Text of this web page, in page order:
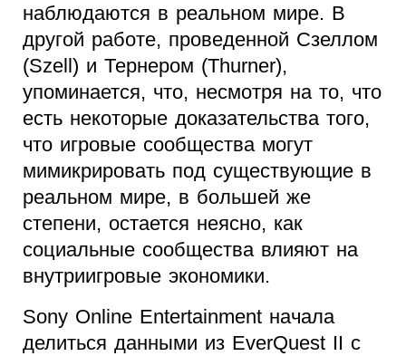
наблюдаются в реальном мире. В
другой работе, проведенной Сзеллом
(Szell) и Тернером (Thurner),
упоминается, что, несмотря на то, что
есть некоторые доказательства того,
что игровые сообщества могут
мимикрировать под существующие в
реальном мире, в большей же
степени, остается неясно, как
социальные сообщества влияют на
внутриигровые экономики.
Sony Online Entertainment начала
делиться данными из EverQuest II с